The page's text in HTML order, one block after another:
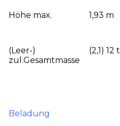
Höhe max. 1,93 m
(Leer-)
zul.Gesamtmasse
(2,1) 12 t
Beladung